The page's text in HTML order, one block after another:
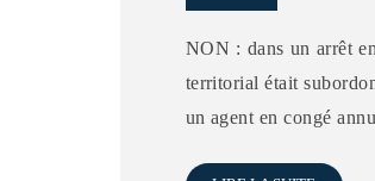
NON : dans un arrêt
territorial était
un agent en congé